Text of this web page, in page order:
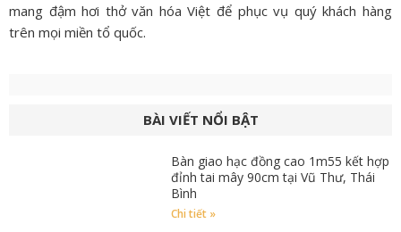
mang đậm hơi thở văn hóa Việt để phục vụ quý khách hàng
trên mọi miền tổ quốc.
BÀI VIẾT NỔI BẬT
Bàn giao hạc đồng cao 1m55 kết hợp
đỉnh tai mây 90cm tại Vũ Thư, Thái
Bình
Chi tiết »